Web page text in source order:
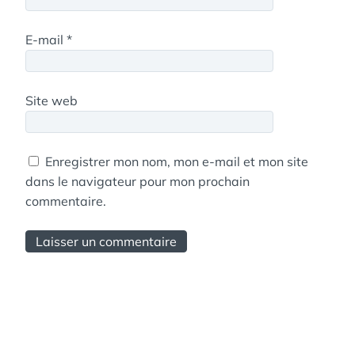
E-mail *
Site web
Enregistrer mon nom, mon e-mail et mon site
dans le navigateur pour mon prochain
commentaire.